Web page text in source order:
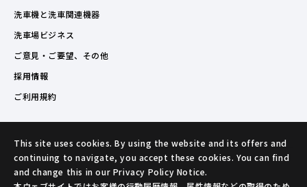
洗車機と洗車関連機器
洗車場ビジネス
ご意見・ご要望、その他
採用情報
ご利用規約
This site uses cookies. By using the website and its offers and
continuing to navigate, you accept these cookies. You can find
and change this in our Privacy Policy Notice.